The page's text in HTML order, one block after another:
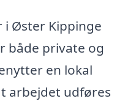
Øster Kippinge
både private og
en lokal
arbejdet udføres